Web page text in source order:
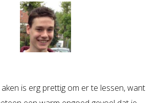
is erg prettig om er te lessen, want